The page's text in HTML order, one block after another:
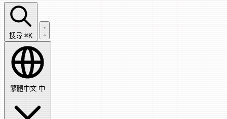
搜尋文章...
搜尋 ⌘K
繁體中文 中